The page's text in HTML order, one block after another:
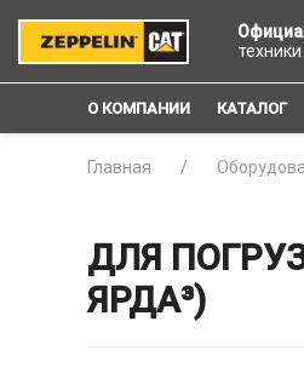
О КОМПАНИИ КАТАЛОГ
Главная
ДЛЯ
ЯРДА³)